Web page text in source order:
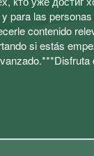
para las
contenido
si estás